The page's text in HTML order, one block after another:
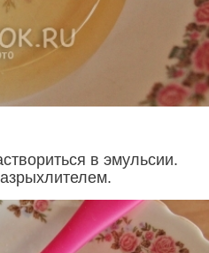
в эмульсии.